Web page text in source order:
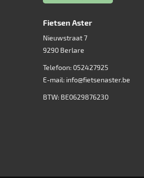
Fietsen Aster
Nieuwstraat 7
9290 Berlare
Telefoon: 052427925
E-mail: info@fietsenaster.be
BTW: BE0629876230